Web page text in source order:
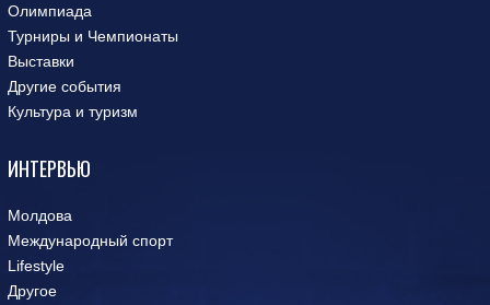
Олимпиада
Турниры и Чемпионаты
Выставки
Другие события
Культура и туризм
ИНТЕРВЬЮ
Молдова
Международный спорт
Lifestyle
Другое